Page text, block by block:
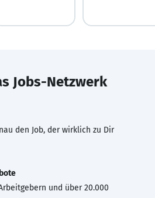
Jobs-Netzwerk
den Job, der wirklich zu Dir
und über 20.000